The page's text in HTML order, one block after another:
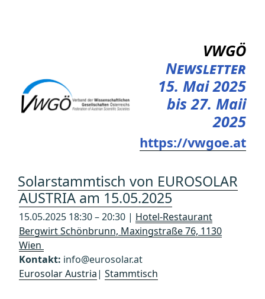
VWGÖ
Newsletter
15. Mai 2025
bis 27. Maii
2025
https://vwgoe.at
Solarstammtisch von EUROSOLAR
AUSTRIA am 15.05.2025
15.05.2025 18:30 – 20:30 | Hotel-Restaurant
Bergwirt Schönbrunn, Maxingstraße 76, 1130
Wien
Kontakt: info@eurosolar.at
Eurosolar Austria| Stammtisch